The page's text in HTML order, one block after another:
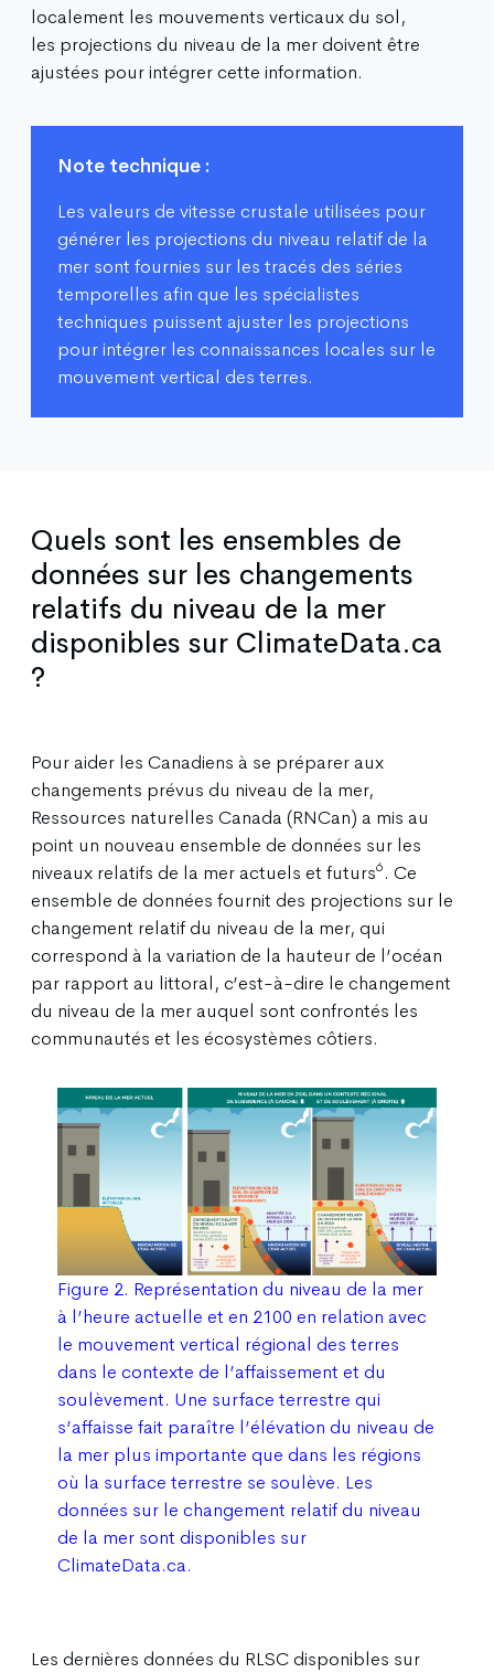
localement les mouvements verticaux du sol,
les projections du niveau de la mer doivent être
ajustées pour intégrer cette information.
Note technique :
Les valeurs de vitesse crustale utilisées pour
générer les projections du niveau relatif de la
mer sont fournies sur les tracés des séries
temporelles afin que les spécialistes
techniques puissent ajuster les projections
pour intégrer les connaissances locales sur le
mouvement vertical des terres.
Quels sont les ensembles de
données sur les changements
relatifs du niveau de la mer
disponibles sur ClimateData.ca
?
Pour aider les Canadiens à se préparer aux
changements prévus du niveau de la mer,
Ressources naturelles Canada (RNCan) a mis au
point un nouveau ensemble de données sur les
niveaux relatifs de la mer actuels et futurs6. Ce
ensemble de données fournit des projections sur le
changement relatif du niveau de la mer, qui
correspond à la variation de la hauteur de l’océan
par rapport au littoral, c’est-à-dire le changement
du niveau de la mer auquel sont confrontés les
communautés et les écosystèmes côtiers.
Figure 2. Représentation du niveau de la mer
à l’heure actuelle et en 2100 en relation avec
le mouvement vertical régional des terres
dans le contexte de l’affaissement et du
soulèvement. Une surface terrestre qui
s’affaisse fait paraître l’élévation du niveau de
la mer plus importante que dans les régions
où la surface terrestre se soulève. Les
données sur le changement relatif du niveau
de la mer sont disponibles sur
ClimateData.ca.
Les dernières données du RLSC disponibles sur